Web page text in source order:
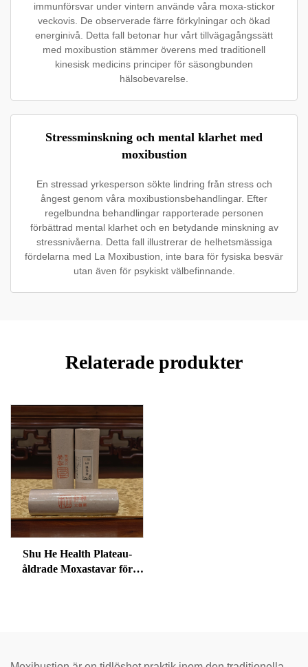
immunförsvar under vintern använde våra moxa-stickor
veckovis. De observerade färre förkylningar och ökad
energinivå. Detta fall betonar hur vårt tillvägagångssätt
med moxibustion stämmer överens med traditionell
kinesisk medicins principer för säsongbunden
hälsobevarelse.
Stressminskning och mental klarhet med
moxibustion
En stressad yrkesperson sökte lindring från stress och
ångest genom våra moxibustionsbehandlingar. Efter
regelbundna behandlingar rapporterade personen
förbättrad mental klarhet och en betydande minskning av
stressnivåerna. Detta fall illustrerar de helhetsmässiga
fördelarna med La Moxibustion, inte bara för fysiska besvär
utan även för psykiskt välbefinnande.
Relaterade produkter
Shu He Health Plateau-
åldrade Moxastavar för